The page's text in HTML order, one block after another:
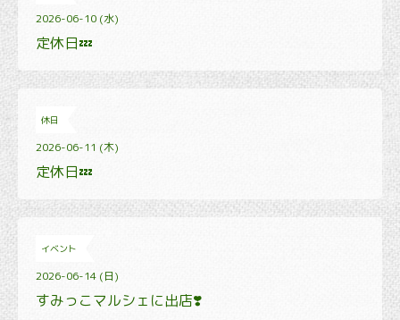
2026-06-10 (水)
定休日💤
休日
2026-06-11 (木)
定休日💤
イベント
2026-06-14 (日)
すみっこマルシェに出店❣️